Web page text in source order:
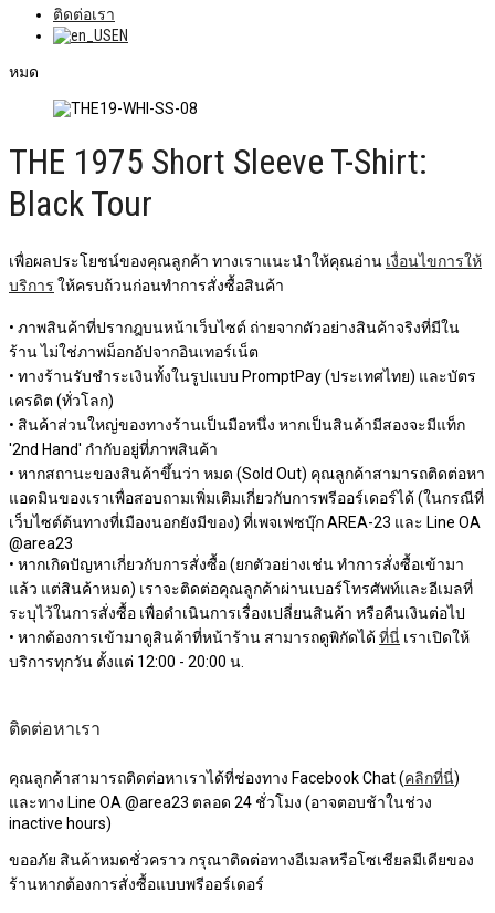
ติดต่อเรา
EN
หมด
THE 1975 Short Sleeve T-Shirt:
Black Tour
เพื่อผลประโยชน์ของคุณลูกค้า ทางเราแนะนำให้คุณอ่าน เงื่อนไขการให้
บริการ ให้ครบถ้วนก่อนทำการสั่งซื้อสินค้า
• ภาพสินค้าที่ปรากฎบนหน้าเว็บไซต์ ถ่ายจากตัวอย่างสินค้าจริงที่มีใน
ร้าน ไม่ใช่ภาพม็อกอัปจากอินเทอร์เน็ต
• ทางร้านรับชำระเงินทั้งในรูปแบบ PromptPay (ประเทศไทย) และบัตร
เครดิต (ทั่วโลก)
• สินค้าส่วนใหญ่ของทางร้านเป็นมือหนึ่ง หากเป็นสินค้ามีสองจะมีแท็ก
'2nd Hand' กำกับอยู่ที่ภาพสินค้า
• หากสถานะของสินค้าขึ้นว่า หมด (Sold Out) คุณลูกค้าสามารถติดต่อหา
แอดมินของเราเพื่อสอบถามเพิ่มเติมเกี่ยวกับการพรีออร์เดอร์ได้ (ในกรณีที่
เว็บไซต์ต้นทางที่เมืองนอกยังมีของ) ที่เพจเฟซบุ๊ก AREA-23 และ Line OA
@area23
• หากเกิดปัญหาเกี่ยวกับการสั่งซื้อ (ยกตัวอย่างเช่น ทำการสั่งซื้อเข้ามา
แล้ว แต่สินค้าหมด) เราจะติดต่อคุณลูกค้าผ่านเบอร์โทรศัพท์และอีเมลที่
ระบุไว้ในการสั่งซื้อ เพื่อดำเนินการเรื่องเปลี่ยนสินค้า หรือคืนเงินต่อไป
• หากต้องการเข้ามาดูสินค้าที่หน้าร้าน สามารถดูพิกัดได้ ที่นี่ เราเปิดให้
บริการทุกวัน ตั้งแต่ 12:00 - 20:00 น.
ติดต่อหาเรา
คุณลูกค้าสามารถติดต่อหาเราได้ที่ช่องทาง Facebook Chat (คลิกที่นี่)
และทาง Line OA @area23 ตลอด 24 ชั่วโมง (อาจตอบช้าในช่วง
inactive hours)
ขออภัย สินค้าหมดชั่วคราว กรุณาติดต่อทางอีเมลหรือโซเชียลมีเดียของ
ร้านหากต้องการสั่งซื้อแบบพรีออร์เดอร์